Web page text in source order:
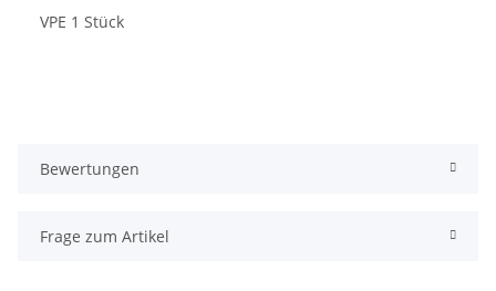
VPE 1 Stück
Bewertungen
Frage zum Artikel